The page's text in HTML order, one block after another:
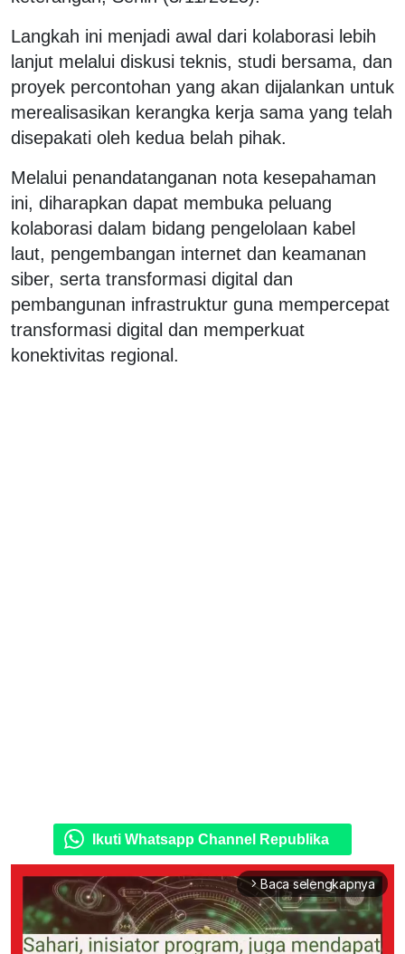
Langkah ini menjadi awal dari kolaborasi lebih
lanjut melalui diskusi teknis, studi bersama, dan
proyek percontohan yang akan dijalankan untuk
merealisasikan kerangka kerja sama yang telah
disepakati oleh kedua belah pihak.
Melalui penandatanganan nota kesepahaman
ini, diharapkan dapat membuka peluang
kolaborasi dalam bidang pengelolaan kabel
laut, pengembangan internet dan keamanan
siber, serta transformasi digital dan
pembangunan infrastruktur guna mempercepat
transformasi digital dan memperkuat
konektivitas regional.
Ikuti Whatsapp Channel Republika
arrow_forward_ios Baca selengkapnya